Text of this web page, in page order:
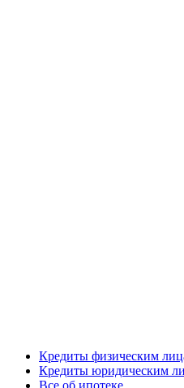
Кредиты физическим
Кредиты юридическим
Все об ипотеке